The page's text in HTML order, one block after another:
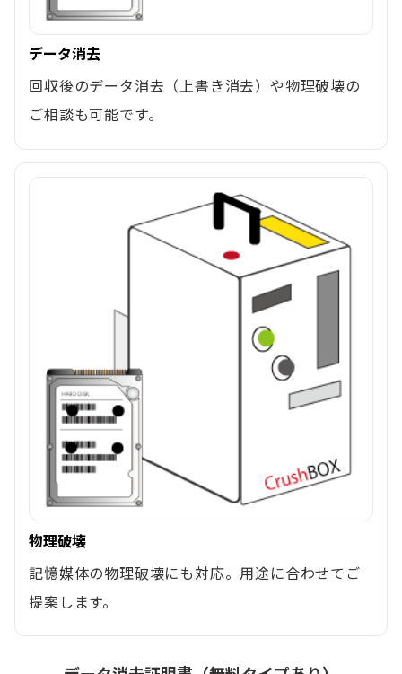
データ消去
回収後のデータ消去（上書き消去）や物理破壊の
ご相談も可能です。
物理破壊
記憶媒体の物理破壊にも対応。用途に合わせてご
提案します。